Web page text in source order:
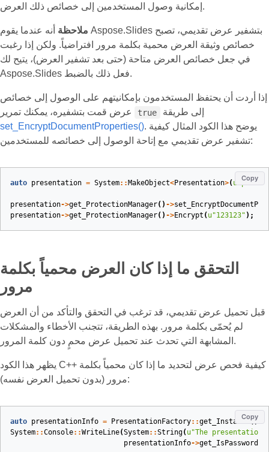
إمكانية وصول المستخدمين إلى خصائص ذلك العرض.
ملاحظة أنه عندما يقوم Aspose.Slides بتشفير عرض تقديمي، تصبح
خصائص وثيقة العرض محمية بكلمة مرور افتراضياً. ولكن إذا رغبت
في جعل خصائص العرض متاحة (حتى بعد تشفير العرض)، يتيح لك
Aspose.Slides فعل ذلك بالضبط.
إذا أردت أن يحتفظ المستخدمون بإمكانيتهم على الوصول إلى خصائص
true
إلى طريقة
set_EncryptDocumentProperties(). يوضح هذا الكود المثال كيفية
تشفير عرض تقديمي مع إتاحة الوصول إلى خصائصه للمستخدمين:
Copy
auto presentation = System:: MakeObject<Presentation>( u
presentation->get_ProtectionManager() ->
presentation->get_ProtectionManager() ->Encrypt ( u"123123" );
التحقق ما إذا كان العرض محمياً بكلمة
مرور
قبل تحميل عرض تقديمي، قد ترغب في التحقق والتأكد من أن العرض
لم يُحمّى بكلمة مرور. بهذه الطريقة، تتجنب الأخطاء والمشكلات
المشابهة التي تحدث عند تحميل عرض محمٍ دون كلمة المرور.
يظهر هذا الكود C++ كيفية فحص عرض لتحديد ما إذا كان محمياً بكلمة
مرور (بدون تحميل العرض نفسه):
Copy
auto presentationInfo = PresentationFactory::get_Instance()->
System::Console::WriteLine(System::String( u"The presentation
presentationInfo->